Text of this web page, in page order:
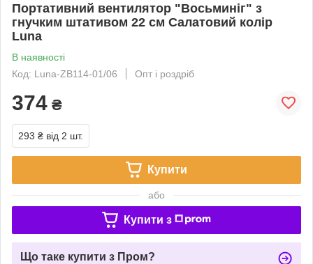
Портативний вентилятор "Восьминіг" з
гнучким штативом 22 см Салатовий колір
Luna
В наявності
Код: Luna-ZB114-01/06
Опт і роздріб
374 ₴
293 ₴ від 2 шт.
Купити
або
Купити з
Що таке купити з Пром?